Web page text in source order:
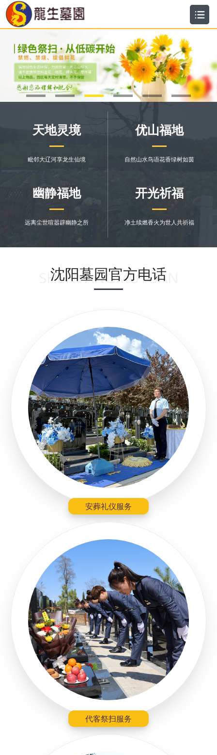
天地灵境
毗邻大辽河享龙生仙境
优山福地
自然山水鸟语花香绿树如茵
幽静福地
远离尘世喧嚣辟幽静之所
开光祈福
净土续燃香火为世人共祈福
沈阳墓园官方电话
SHENYANGMUYUAN
安葬礼仪服务
代客祭扫服务